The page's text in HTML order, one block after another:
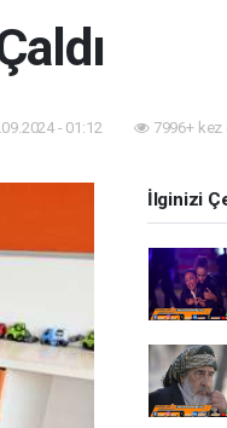
- 01:12 7996+
İlginizi